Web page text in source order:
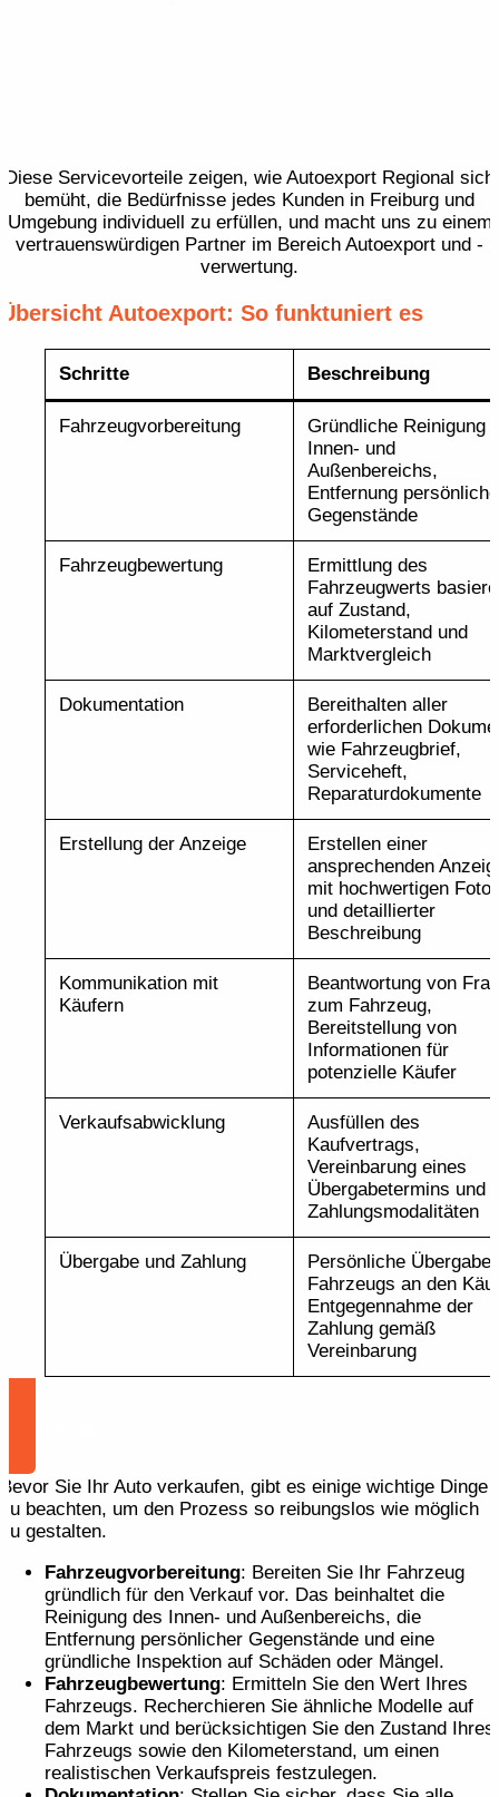
Diese Servicevorteile zeigen, wie Autoexport Regional sich
bemüht, die Bedürfnisse jedes Kunden in Freiburg und
Umgebung individuell zu erfüllen, und macht uns zu einem
vertrauenswürdigen Partner im Bereich Autoexport und -
verwertung.
Übersicht Autoexport: So funktuniert es
Schritte Beschreibung
Fahrzeugvorbereitung
Gründliche Reinigung
Innen- und
Außenbereichs,
Entfernung
Gegenstände
Fahrzeugbewertung
Ermittlung des
Fahrzeugwerts
auf Zustand,
Kilometerstand und
Marktvergleich
Dokumentation
Bereithalten aller
erforderlichen
wie Fahrzeugbrief,
Serviceheft,
Reparaturdokumente
Erstellung der Anzeige
Erstellen einer
ansprechenden
mit hochwertigen
und detaillierter
Beschreibung
Kommunikation mit
Käufern
Beantwortung von
zum Fahrzeug,
Bereitstellung von
Informationen für
potenzielle Käufer
Verkaufsabwicklung
Ausfüllen des
Kaufvertrags,
Vereinbarung eines
Übergabetermins und
Zahlungsmodalitäten
Übergabe und Zahlung
Persönliche Übergabe
Fahrzeugs an den
Entgegennahme der
Zahlung gemäß
Vereinbarung
Bevor Sie Ihr Auto verkaufen, gibt es einige wichtige Dinge
zu beachten, um den Prozess so reibungslos wie möglich
zu gestalten.
Fahrzeugvorbereitung: Bereiten Sie Ihr Fahrzeug
gründlich für den Verkauf vor. Das beinhaltet die
Reinigung des Innen- und Außenbereichs, die
Entfernung persönlicher Gegenstände und eine
gründliche Inspektion auf Schäden oder Mängel.
Fahrzeugbewertung: Ermitteln Sie den Wert Ihres
Fahrzeugs. Recherchieren Sie ähnliche Modelle auf
dem Markt und berücksichtigen Sie den Zustand Ihres
Fahrzeugs sowie den Kilometerstand, um einen
realistischen Verkaufspreis festzulegen.